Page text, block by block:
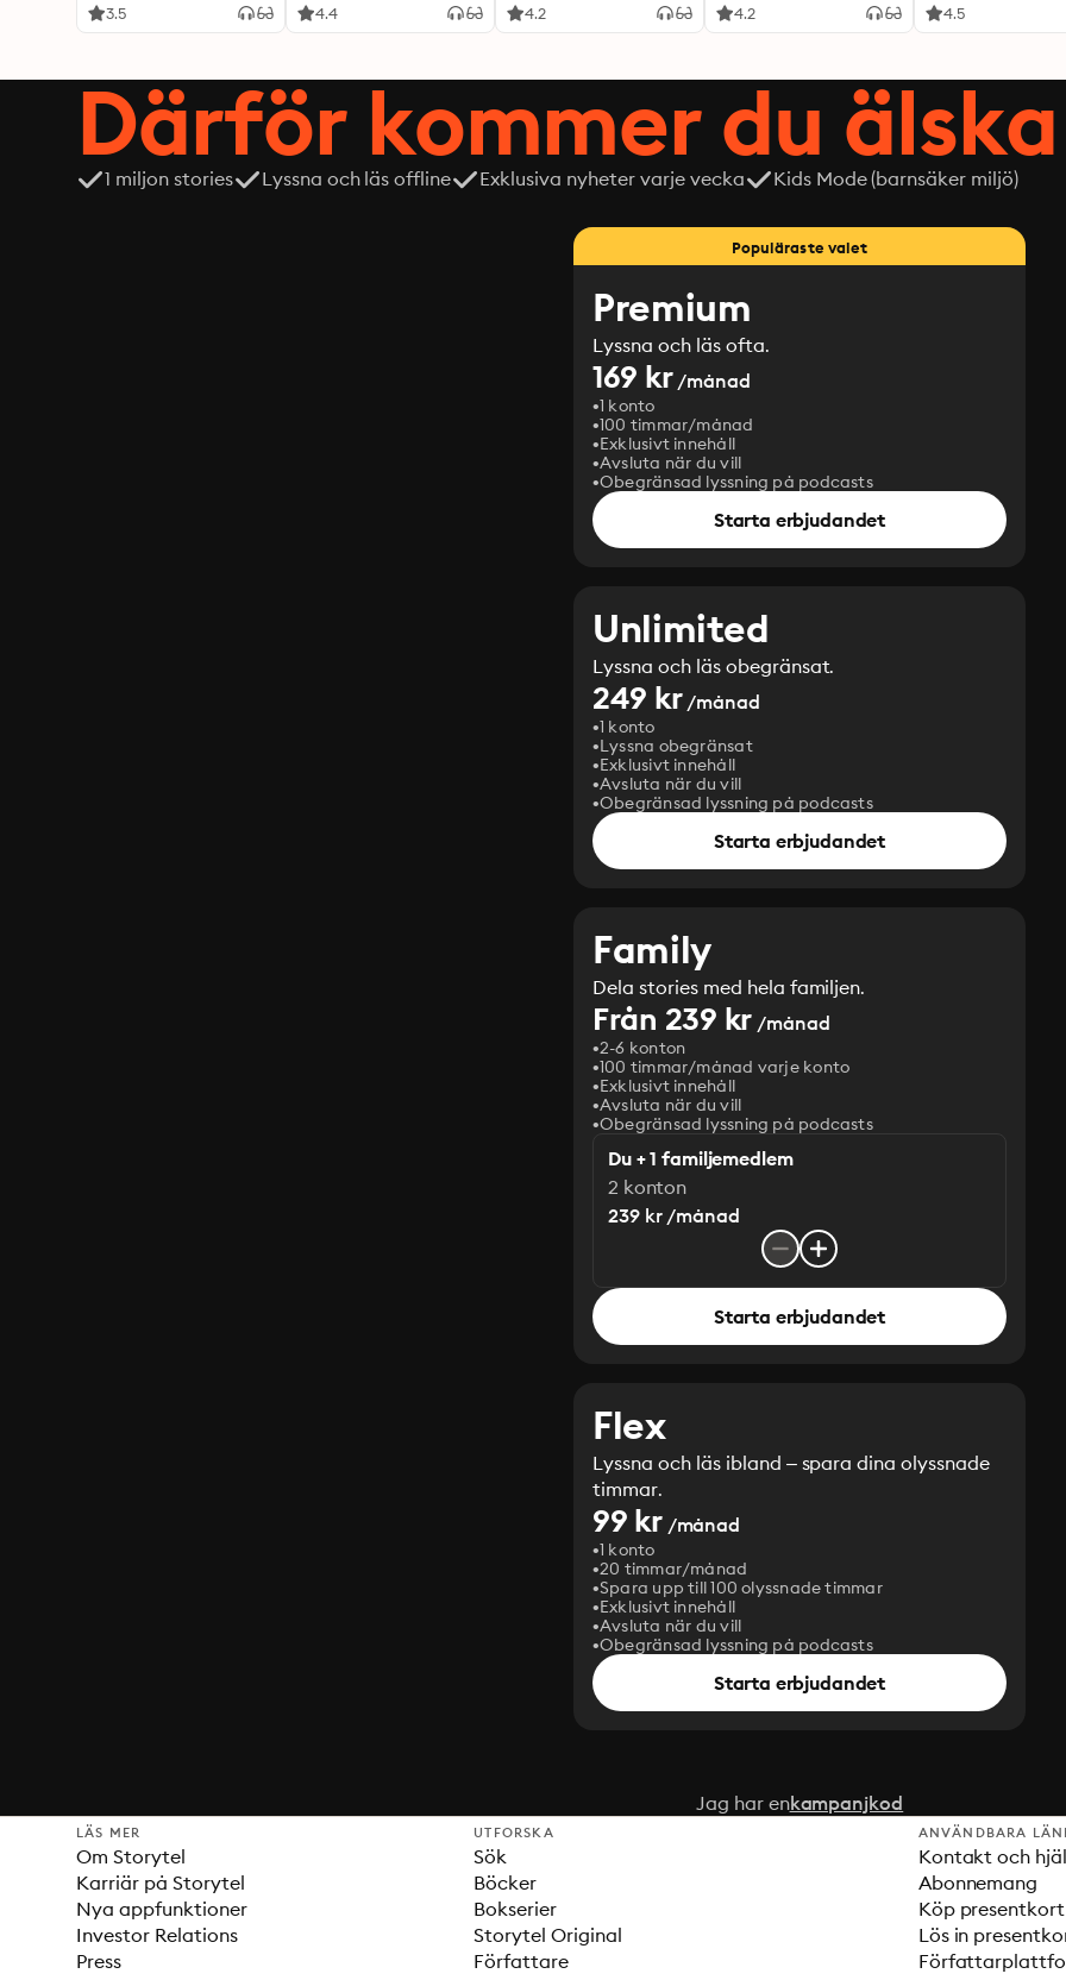
3.5 4.4 4.2 4.2 4.5
Därför kommer du
1 miljon stories Lyssna och läs offline Exklusiva nyheter varje vecka Kids Mode (barnsäker miljö)
Populäraste valet
Premium
Lyssna och läs ofta.
169 kr/månad
1 konto
100 timmar/månad
Exklusivt innehåll
Avsluta när du vill
Obegränsad lyssning på podcasts
Starta erbjudandet
Unlimited
Lyssna och läs obegränsat.
249 kr/månad
1 konto
Lyssna obegränsat
Exklusivt innehåll
Avsluta när du vill
Obegränsad lyssning på podcasts
Starta erbjudandet
Family
Dela stories med hela familjen.
Från 239 kr /månad
2-6 konton
100 timmar/månad varje konto
Exklusivt innehåll
Avsluta när du vill
Obegränsad lyssning på podcasts
Du + 1 familjemedlem
2 konton
239 kr /månad
Starta erbjudandet
Flex
Lyssna och läs ibland – spara dina olyssnade
timmar.
99 kr/månad
1 konto
20 timmar/månad
Spara upp till 100 olyssnade timmar
Exklusivt innehåll
Avsluta när du vill
Obegränsad lyssning på podcasts
Starta erbjudandet
Jag har enkampanjkod
LÄS MER
Om Storytel
Karriär på Storytel
Nya appfunktioner
Investor Relations
Press
UTFORSKA
Sök
Böcker
Bokserier
Storytel Original
Författare
ANVÄNDBARA
Kontakt och
Abonnemang
Köp presentkort
Lös in